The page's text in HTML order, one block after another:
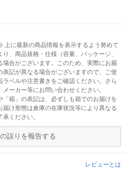
上に最新の商品情報を表示するよう努めて
、商品規格・仕様（容量、パッケージ、
合がございます。このため、実際にお届
記が異なる場合がございますので、ご使
ベルや注意書きをご確認ください。さら
ーカー等にお問い合わせください。
「箱」の表記は、必ずしも箱でのお届けを
け形態は倉庫の在庫状況等により異なる
ください。
誤りを報告する
レビューとは